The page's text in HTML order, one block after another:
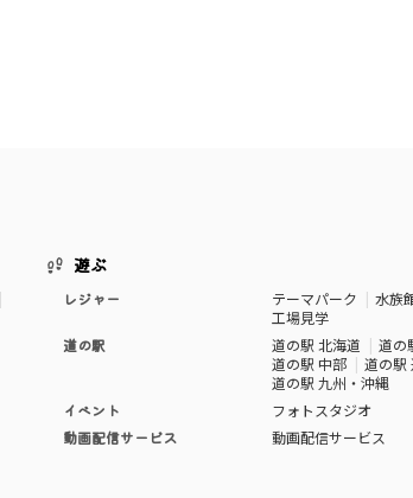
遊ぶ
レジャー テーマパーク 水族
工場見学
道の駅
道の駅 北海道 道の
道の駅 中部
道の駅
道の駅 九州・沖縄
イベント
フォトスタジオ
動画配信サービス
動画配信サービス